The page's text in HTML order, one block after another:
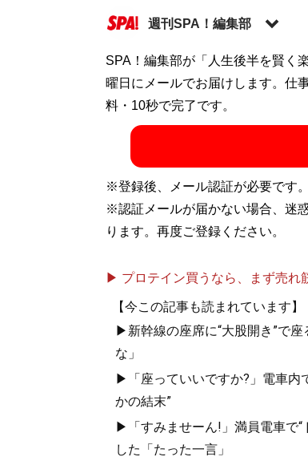
週刊SPA！編集部
記事一覧へ
SPA！編集部が「人生後半を賢く
曜日にメールでお届けします。仕
料・10秒で完了です。
※登録後、メール認証が必要です
※認証メールが届かない場合、迷
ります。再度ご登録ください。
▶ プロテイン買うなら、まず売れ
【今この記事も読まれています】
▶新幹線の座席に“大股開き”で座
な」
▶「座っていいですか?」電車内
かの結末”
▶「すみませーん!」満員電車で“
した「たった一言」